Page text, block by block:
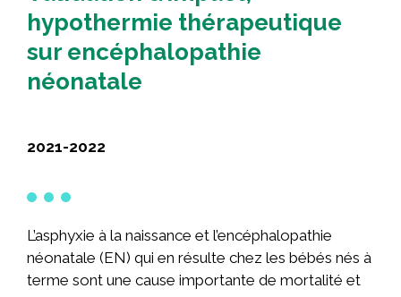
hypothermie thérapeutique
sur encéphalopathie
néonatale
2021-2022
L’asphyxie à la naissance et l’encéphalopathie
néonatale (EN) qui en résulte chez les bébés nés à
terme sont une cause importante de mortalité et